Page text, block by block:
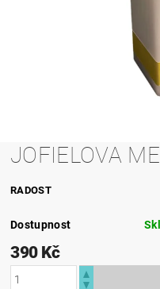
JOFIELOVA
RADOST
Dostupnost
390 Kč